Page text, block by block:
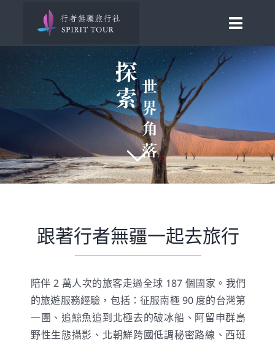
Toggle
首頁
旅行講座
發現南北極
百國慢遊
助旅行
關於我們
跟著行者無疆一起去旅行
陪伴 2 萬人次的旅客走過全球 187 個國家。 我們
的旅遊服務經驗，包括：征服南極 90 度的台灣第
一團、追鯨魚追到北極去的破冰船、 阿留申群島
野性生態攝影、 北朝鮮跨國低調秘密路線、 西班